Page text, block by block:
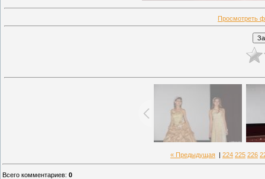
Просмотреть
« Предыдущая 224 225 226
Всего комментариев: 0